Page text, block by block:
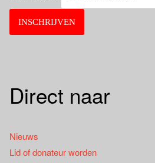
Direct naar
Nieuws
Lid of donateur worden